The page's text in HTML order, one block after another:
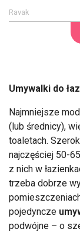
Ravak
Umywalki do
Najmniejsze
(lub średnicy),
toaletach.
najczęściej 50-
z nich w
trzeba dobrze
pojedyncze
podwójne – o